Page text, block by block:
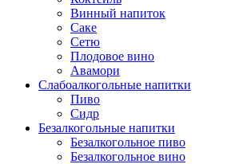
Винный напиток
Саке
Сетю
Плодовое вино
Авамори
Слабоалкогольные напитки
Пиво
Сидр
Безалкогольные напитки
Безалкогольное пиво
Безалкогольное вино